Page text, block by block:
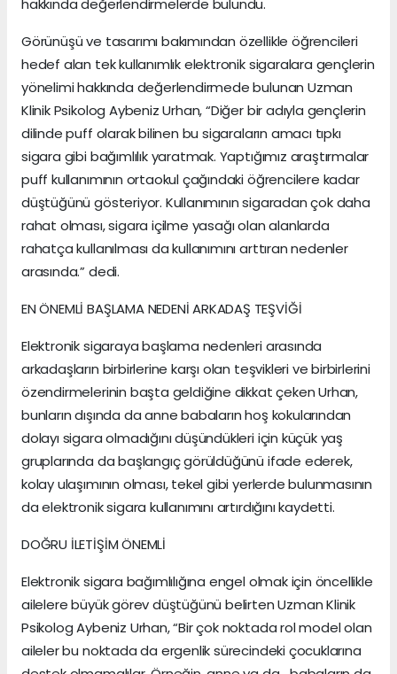
hakkında değerlendirmelerde bulundu.
Görünüşü ve tasarımı bakımından özellikle öğrencileri
hedef alan tek kullanımlık elektronik sigaralara gençlerin
yönelimi hakkında değerlendirmede bulunan Uzman
Klinik Psikolog Aybeniz Urhan, “Diğer bir adıyla gençlerin
dilinde puff olarak bilinen bu sigaraların amacı tıpkı
sigara gibi bağımlılık yaratmak. Yaptığımız araştırmalar
puff kullanımının ortaokul çağındaki öğrencilere kadar
düştüğünü gösteriyor. Kullanımının sigaradan çok daha
rahat olması, sigara içilme yasağı olan alanlarda
rahatça kullanılması da kullanımını arttıran nedenler
arasında.” dedi.
EN ÖNEMLİ BAŞLAMA NEDENİ ARKADAŞ TEŞVİĞİ
Elektronik sigaraya başlama nedenleri arasında
arkadaşların birbirlerine karşı olan teşvikleri ve birbirlerini
özendirmelerinin başta geldiğine dikkat çeken Urhan,
bunların dışında da anne babaların hoş kokularından
dolayı sigara olmadığını düşündükleri için küçük yaş
gruplarında da başlangıç görüldüğünü ifade ederek,
kolay ulaşımının olması, tekel gibi yerlerde bulunmasının
da elektronik sigara kullanımını artırdığını kaydetti.
DOĞRU İLETİŞİM ÖNEMLİ
Elektronik sigara bağımlılığına engel olmak için öncellikle
ailelere büyük görev düştüğünü belirten Uzman Klinik
Psikolog Aybeniz Urhan, “Bir çok noktada rol model olan
aileler bu noktada da ergenlik sürecindeki çocuklarına